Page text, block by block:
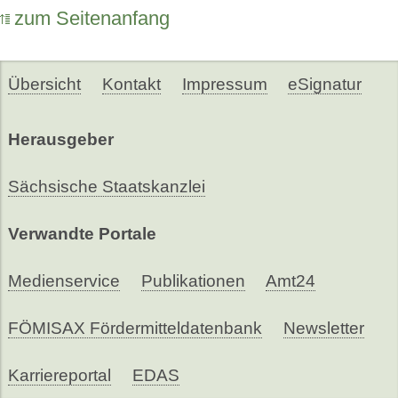
zum Seitenanfang
Übersicht Kontakt Impressum eSignatur
Herausgeber
Sächsische Staatskanzlei
Verwandte Portale
Medienservice Publikationen Amt24
FÖMISAX Fördermitteldatenbank Newsletter
Karriereportal EDAS